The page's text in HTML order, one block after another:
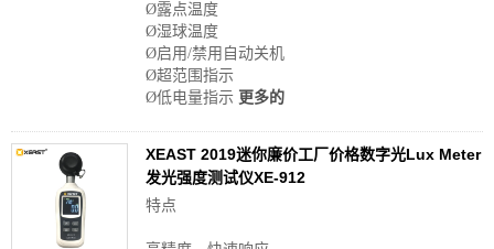
Ø露点温度
Ø湿球温度
Ø启用/禁用自动关机
Ø超范围指示
Ø低电量指示 更多的
XEAST 2019迷你廉价工厂价格数字光Lux Meter
发光强度测试仪XE-912
特点